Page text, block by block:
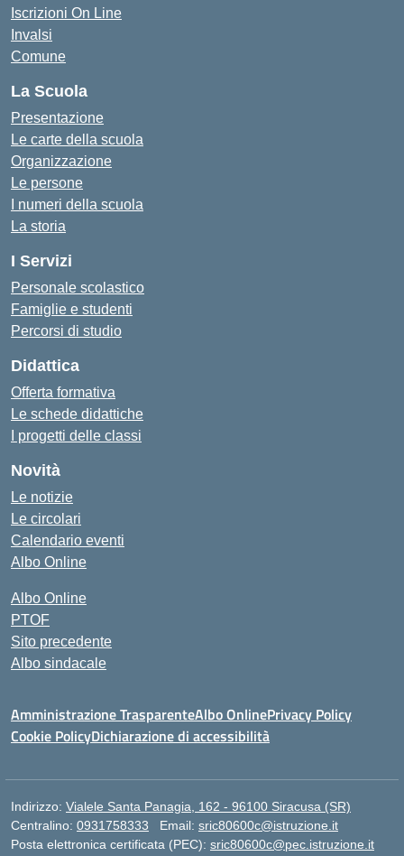
Iscrizioni On Line
Invalsi
Comune
La Scuola
Presentazione
Le carte della scuola
Organizzazione
Le persone
I numeri della scuola
La storia
I Servizi
Personale scolastico
Famiglie e studenti
Percorsi di studio
Didattica
Offerta formativa
Le schede didattiche
I progetti delle classi
Novità
Le notizie
Le circolari
Calendario eventi
Albo Online
Albo Online
PTOF
Sito precedente
Albo sindacale
Amministrazione TrasparenteAlbo OnlinePrivacy Policy
Cookie PolicyDichiarazione di accessibilità
Indirizzo: Vialele Santa Panagia, 162 - 96100 Siracusa (SR)
Centralino: 0931758333 Email: sric80600c@istruzione.it
Posta elettronica certificata (PEC): sric80600c@pec.istruzione.it